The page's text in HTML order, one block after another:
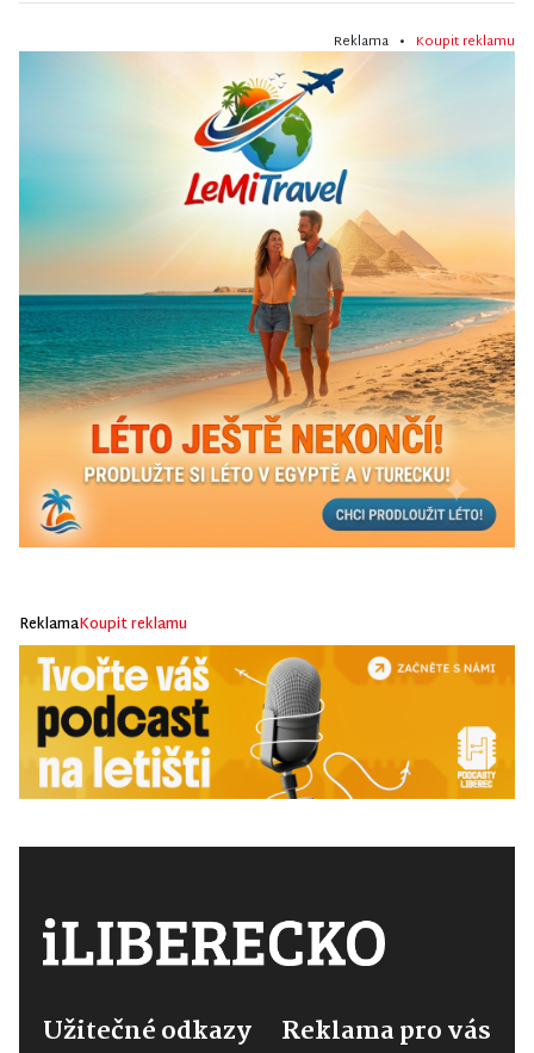
Reklama • Koupit reklamu
ReklamaKoupit reklamu
Užitečné odkazy Reklama pro vás